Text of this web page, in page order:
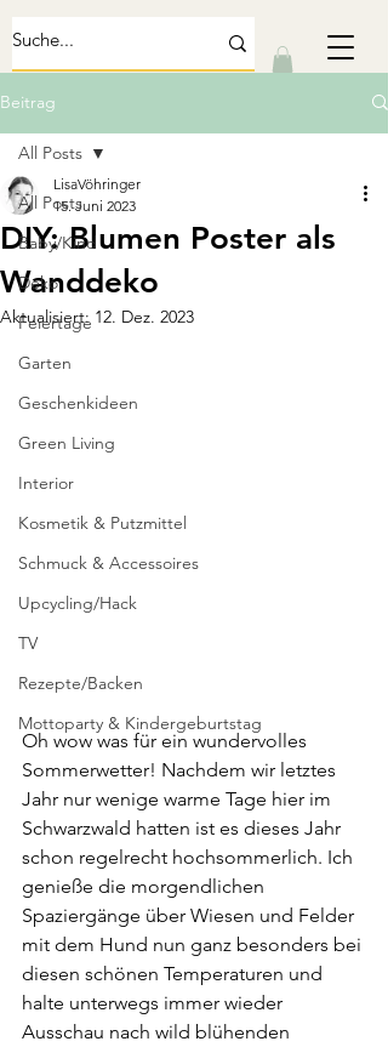
Beitrag
All Posts
Baby/Kind
Deko
Feiertage
Garten
Geschenkideen
Green Living
Interior
Kosmetik & Putzmittel
Schmuck & Accessoires
Upcycling/Hack
TV
Rezepte/Backen
Mottoparty & Kindergeburtstag
All Posts
DIY: Blumen Poster als
Wanddeko
LisaVöhringer
15. Juni 2023
Aktualisiert: 12. Dez. 2023
Oh wow was für ein wundervolles
Sommerwetter! Nachdem wir letztes
Jahr nur wenige warme Tage hier im
Schwarzwald hatten ist es dieses Jahr
schon regelrecht hochsommerlich. Ich
genieße die morgendlichen
Spaziergänge über Wiesen und Felder
mit dem Hund nun ganz besonders bei
diesen schönen Temperaturen und
halte unterwegs immer wieder
Ausschau nach wild blühenden